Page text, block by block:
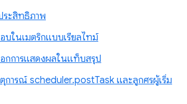
ระสิทธิภาพ
อบในเมตริกแบบเรียลไทม์
กการแสดงผลในแท็บสรุป
ตุการณ์ scheduler.postTask และลูกศรผู้เริ่ม